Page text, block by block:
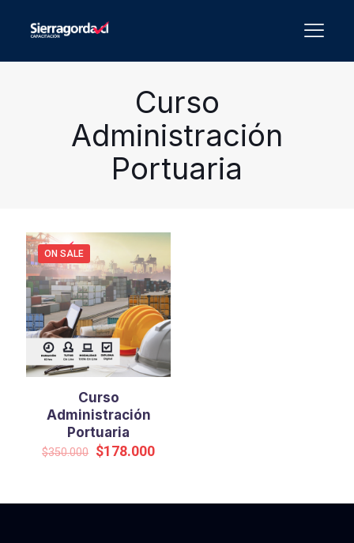
Curso
Administración
Portuaria
ON SALE
Curso
Administración
Portuaria
$350.000 Original
$178.000Current